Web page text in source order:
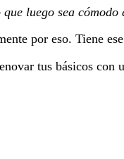
luego sea cómodo
por eso. Tiene
tus básicos